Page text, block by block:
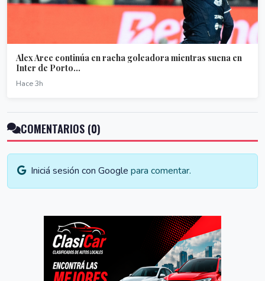
Alex Arce continúa en racha goleadora mientras suena en
Inter de Porto...
Hace 3h
COMENTARIOS (0)
Iniciá sesión con Google para comentar.